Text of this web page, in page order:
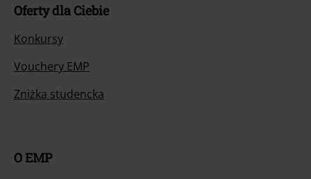
Oferty dla Ciebie
Konkursy
Vouchery EMP
Zniżka studencka
O EMP